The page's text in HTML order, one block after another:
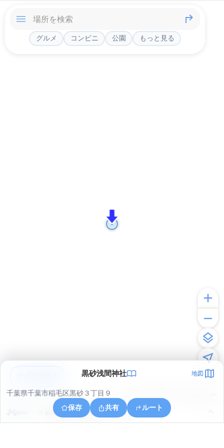
グルメ コンビニ 公園 もっと見る
黒砂浅間神社 地図
千葉県千葉市稲毛区黒砂３丁目９
保存
共有 ルート
千葉県千葉市稲毛区轟町３丁目１